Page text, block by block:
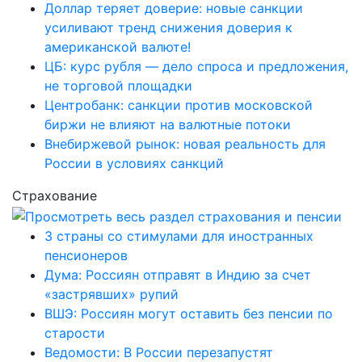
Доллар теряет доверие: новые санкции
усиливают тренд снижения доверия к
американской валюте!
ЦБ: курс рубля — дело спроса и предложения,
не торговой площадки
Центробанк: санкции против московской
биржи не влияют на валютные потоки
Внебиржевой рынок: новая реальность для
России в условиях санкций
Страхование
3 страны со стимулами для иностранных
пенсионеров
Дума: Россиян отправят в Индию за счет
«застрявших» рупий
ВШЭ: Россиян могут оставить без пенсии по
старости
Ведомости: В России перезапустят